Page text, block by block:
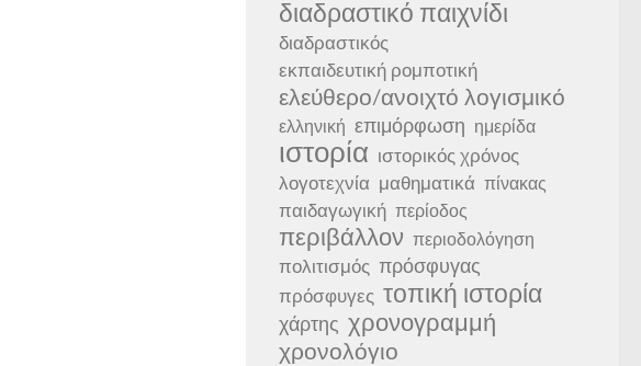
διαδραστικό παιχνίδι
διαδραστικός
εκπαιδευτική ρομποτική
ελεύθερο/ανοιχτό λογισμικό
ελληνική επιμόρφωση ημερίδα
ιστορία ιστορικός χρόνος
λογοτεχνία μαθηματικά πίνακας
παιδαγωγική περίοδος
περιβάλλον περιοδολόγηση
πολιτισμός πρόσφυγας
πρόσφυγες τοπική ιστορία
χάρτης χρονογραμμή
χρονολόγιο